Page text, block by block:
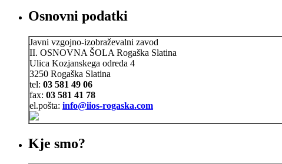
Osnovni podatki
Javni vzgojno-izobraževalni zavod
II. OSNOVNA ŠOLA Rogaška Slatina
Ulica Kozjanskega odreda 4
3250 Rogaška Slatina
tel: 03 581 49 06
fax: 03 581 41 78
el.pošta: info@iios-rogaska.com
Kje smo?